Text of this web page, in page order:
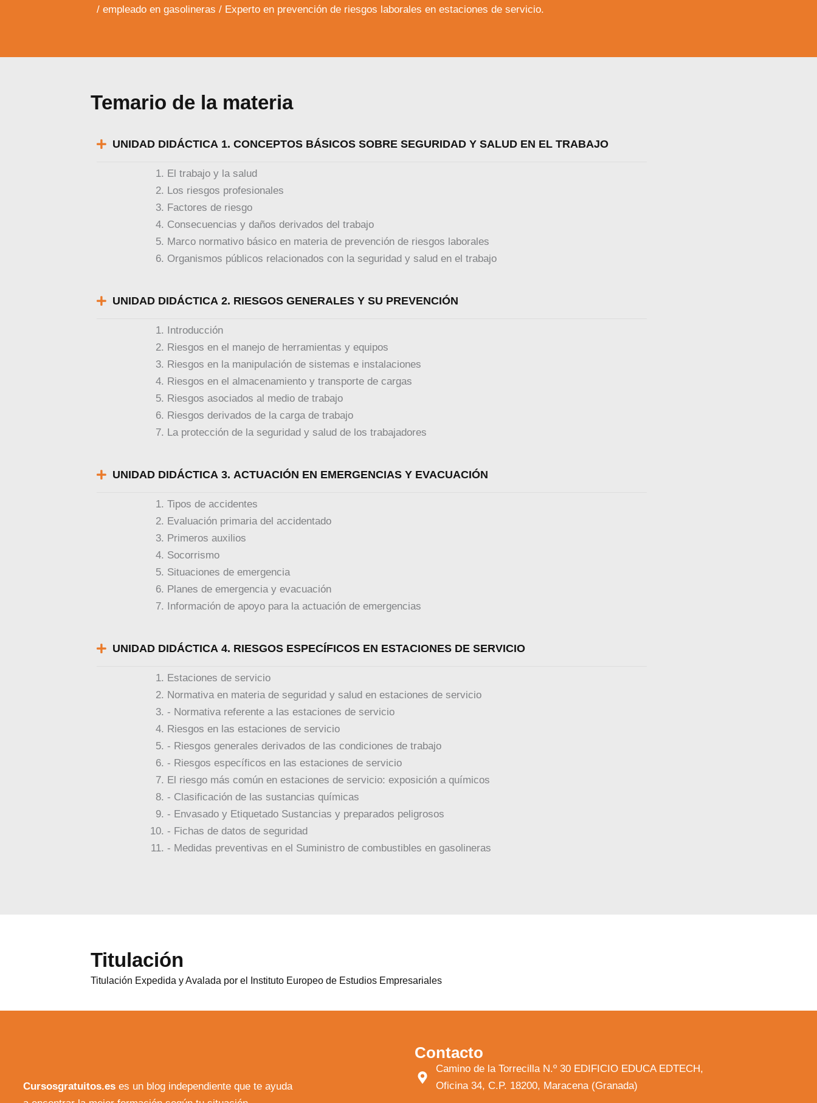
/ empleado en gasolineras / Experto en prevención de riesgos laborales en estaciones de servicio.
Temario de la materia
UNIDAD DIDÁCTICA 1. CONCEPTOS BÁSICOS SOBRE SEGURIDAD Y SALUD EN EL TRABAJO
El trabajo y la salud
Los riesgos profesionales
Factores de riesgo
Consecuencias y daños derivados del trabajo
Marco normativo básico en materia de prevención de riesgos laborales
Organismos públicos relacionados con la seguridad y salud en el trabajo
UNIDAD DIDÁCTICA 2. RIESGOS GENERALES Y SU PREVENCIÓN
Introducción
Riesgos en el manejo de herramientas y equipos
Riesgos en la manipulación de sistemas e instalaciones
Riesgos en el almacenamiento y transporte de cargas
Riesgos asociados al medio de trabajo
Riesgos derivados de la carga de trabajo
La protección de la seguridad y salud de los trabajadores
UNIDAD DIDÁCTICA 3. ACTUACIÓN EN EMERGENCIAS Y EVACUACIÓN
Tipos de accidentes
Evaluación primaria del accidentado
Primeros auxilios
Socorrismo
Situaciones de emergencia
Planes de emergencia y evacuación
Información de apoyo para la actuación de emergencias
UNIDAD DIDÁCTICA 4. RIESGOS ESPECÍFICOS EN ESTACIONES DE SERVICIO
Estaciones de servicio
Normativa en materia de seguridad y salud en estaciones de servicio
- Normativa referente a las estaciones de servicio
Riesgos en las estaciones de servicio
- Riesgos generales derivados de las condiciones de trabajo
- Riesgos específicos en las estaciones de servicio
El riesgo más común en estaciones de servicio: exposición a químicos
- Clasificación de las sustancias químicas
- Envasado y Etiquetado Sustancias y preparados peligrosos
- Fichas de datos de seguridad
- Medidas preventivas en el Suministro de combustibles en gasolineras
Titulación
Titulación Expedida y Avalada por el Instituto Europeo de Estudios Empresariales
Cursosgratuitos.es es un blog independiente que te ayuda
Contacto
Camino de la Torrecilla N.º 30 EDIFICIO EDUCA EDTECH,
Oficina 34, C.P. 18200, Maracena (Granada)